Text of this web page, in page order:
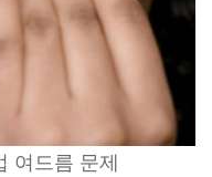
여드름 문제